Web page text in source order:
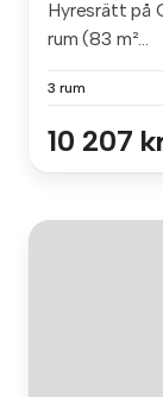
Hyresrätt på
rum (83 m²...
3 rum
10 207